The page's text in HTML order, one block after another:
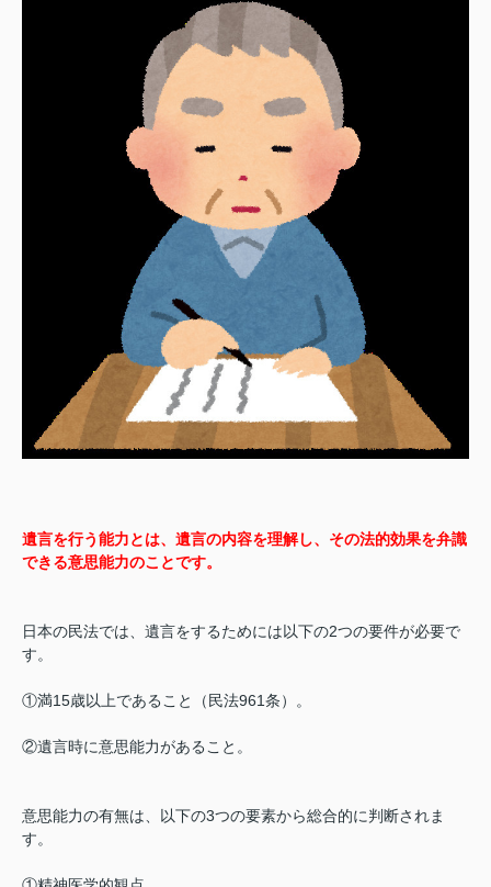
遺言を行う能力とは、遺言の内容を理解し、その法的効果を弁識
できる意思能力のことです。
日本の民法では、遺言をするためには以下の2つの要件が必要で
す。
①満15歳以上であること（民法961条）。
②遺言時に意思能力があること。
意思能力の有無は、以下の3つの要素から総合的に判断されま
す。